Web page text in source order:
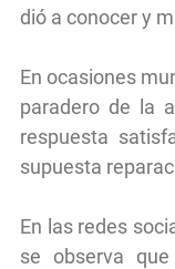
dió a conocer y
En ocasiones
paradero de la
respuesta
supuesta
En las redes
se observa